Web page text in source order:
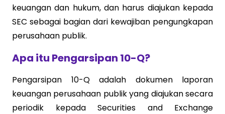
keuangan dan hukum, dan harus diajukan kepada
SEC sebagai bagian dari kewajiban pengungkapan
perusahaan publik.
Apa itu Pengarsipan 10-Q?
Pengarsipan 10-Q adalah dokumen laporan
keuangan perusahaan publik yang diajukan secara
periodik kepada Securities and Exchange